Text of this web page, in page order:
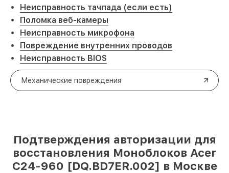
Неисправность тачпада (если есть)
Поломка веб-камеры
Неисправность микрофона
Повреждение внутренних проводов
Неисправность BIOS
Механические повреждения
Подтверждения авторизации для
восстановления Моноблоков Acer
C24-960 [DQ.BD7ER.002] в Москве